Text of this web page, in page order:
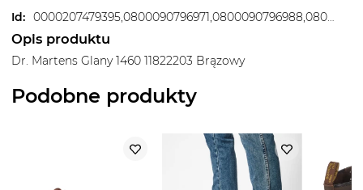
Id: 0000207479395,0800090796971,0800090796988,0800090796995,0800090797008,0800090797015,0800090797022,0800090797039,0800090797046,0800090797053,0800090797060,0800090827880,0800090827903,0800090827927
Opis produktu
Dr. Martens Glany 1460 11822203 Brązowy
Podobne produkty